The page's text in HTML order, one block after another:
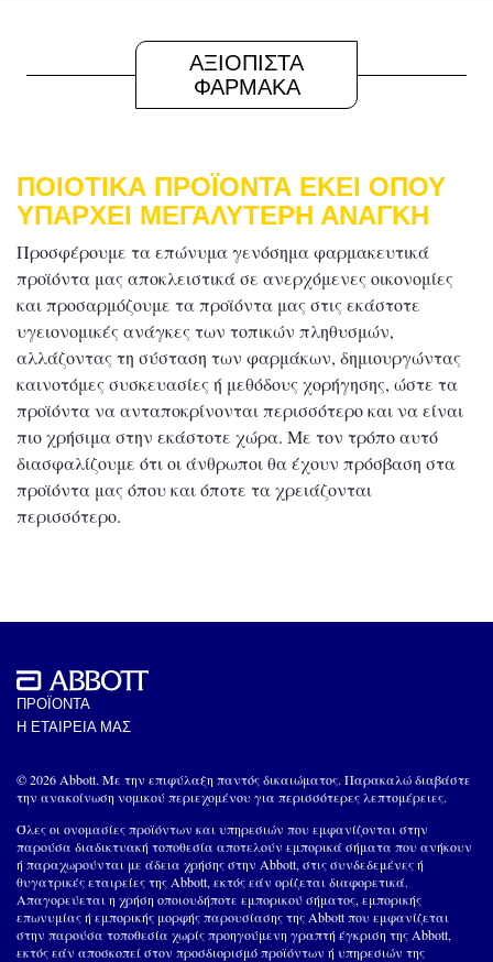
ΑΞΙΟΠΙΣΤΑ
ΦΑΡΜΑΚΑ
ΠΟΙΟΤΙΚΑ ΠΡΟΪΟΝΤΑ ΕΚΕΙ ΟΠΟΥ
ΥΠΑΡΧΕΙ ΜΕΓΑΛΥΤΕΡΗ ΑΝΑΓΚΗ
Προσφέρουμε τα επώνυμα γενόσημα φαρμακευτικά
προϊόντα μας αποκλειστικά σε ανερχόμενες οικονομίες
και προσαρμόζουμε τα προϊόντα μας στις εκάστοτε
υγειονομικές ανάγκες των τοπικών πληθυσμών,
αλλάζοντας τη σύσταση των φαρμάκων, δημιουργώντας
καινοτόμες συσκευασίες ή μεθόδους χορήγησης, ώστε τα
προϊόντα να ανταποκρίνονται περισσότερο και να είναι
πιο χρήσιμα στην εκάστοτε χώρα. Με τον τρόπο αυτό
διασφαλίζουμε ότι οι άνθρωποι θα έχουν πρόσβαση στα
προϊόντα μας όπου και όποτε τα χρειάζονται
περισσότερο.
ΠΡΟΪΟΝΤΑ
Η ΕΤΑΙΡΕΙΑ ΜΑΣ
© 2026 Abbott. Με την επιφύλαξη παντός δικαιώματος. Παρακαλώ διαβάστε
την ανακοίνωση νομικού περιεχομένου για περισσότερες λεπτομέρειες.
Όλες οι ονομασίες προϊόντων και υπηρεσιών που εμφανίζονται στην
παρούσα διαδικτυακή τοποθεσία αποτελούν εμπορικά σήματα που ανήκουν
ή παραχωρούνται με άδεια χρήσης στην Abbott, στις συνδεδεμένες ή
θυγατρικές εταιρείες της Abbott, εκτός εάν ορίζεται διαφορετικά.
Απαγορεύεται η χρήση οποιουδήποτε εμπορικού σήματος, εμπορικής
επωνυμίας ή εμπορικής μορφής παρουσίασης της Abbott που εμφανίζεται
στην παρούσα τοποθεσία χωρίς προηγούμενη γραπτή έγκριση της Abbott,
εκτός εάν αποσκοπεί στον προσδιορισμό προϊόντων ή υπηρεσιών της